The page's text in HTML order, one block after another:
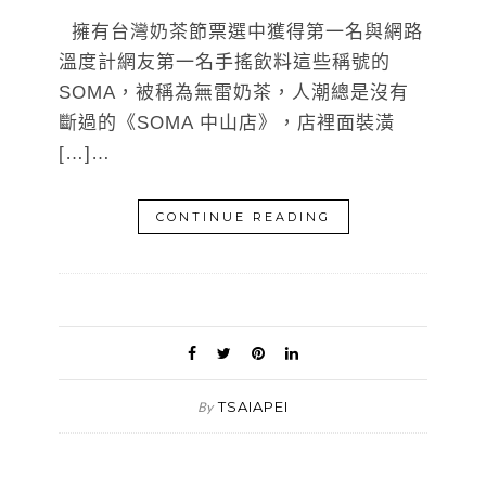
擁有台灣奶茶節票選中獲得第一名與網路
溫度計網友第一名手搖飲料這些稱號的
SOMA，被稱為無雷奶茶，人潮總是沒有
斷過的《SOMA 中山店》，店裡面裝潢
[…]…
CONTINUE READING
By TSAIAPEI